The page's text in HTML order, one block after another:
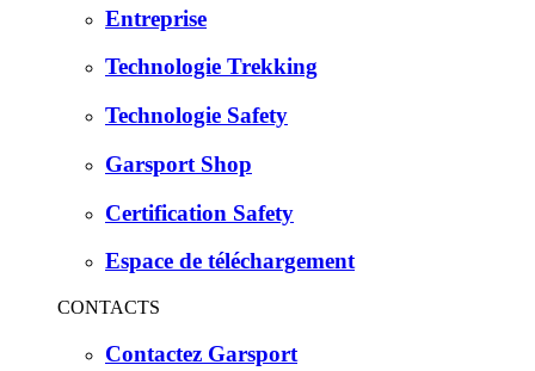
Entreprise
Technologie Trekking
Technologie Safety
Garsport Shop
Certification Safety
Espace de téléchargement
CONTACTS
Contactez Garsport